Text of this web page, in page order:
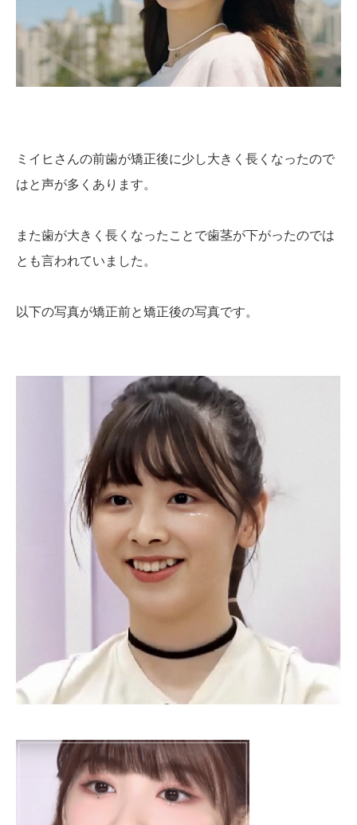
ミイヒさんの前歯が矯正後に少し大きく長くなったので
はと声が多くあります。
また歯が大きく長くなったことで歯茎が下がったのでは
とも言われていました。
以下の写真が矯正前と矯正後の写真です。